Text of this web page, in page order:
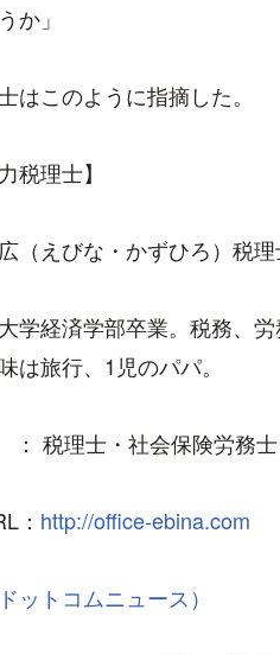
か」
はこのように指摘した。
税理士】
えびな・かずひろ）税
学経済学部卒業。税務、
は旅行、1児のパパ。
： 税理士・社会保険労務
： http://office-ebina.com
ットコムニュース）